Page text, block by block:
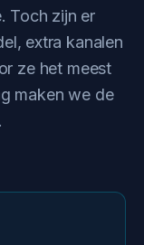
Toch zijn er
extra kanalen
ze het meest
maken we de